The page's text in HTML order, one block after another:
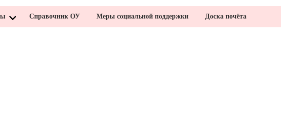
Справочник ОУ Меры социальной поддержки Доска почёта